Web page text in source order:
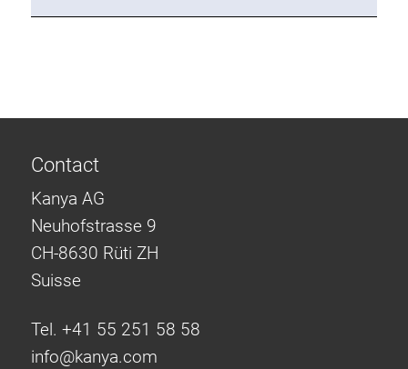
Contact
Kanya AG
Neuhofstrasse 9
CH-8630 Rüti ZH
Suisse
Tel. +41 55 251 58 58
info@kanya.com